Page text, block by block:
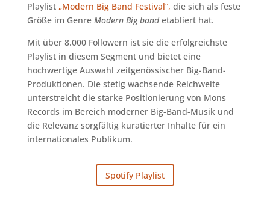
Playlist„Modern Big Band Festival“, die sich als feste
Größe im Genre Modern Big bandetabliert hat.
Mit über 8.000 Followern ist sie die erfolgreichste
Playlist in diesem Segment und bietet eine
hochwertige Auswahl zeitgenössischer Big-Band-
Produktionen. Die stetig wachsende Reichweite
unterstreicht die starke Positionierung von Mons
Records im Bereich moderner Big-Band-Musik und
die Relevanz sorgfältig kuratierter Inhalte für ein
internationales Publikum.
Spotify Playlist